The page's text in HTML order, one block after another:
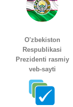
O'zbekiston
Respublikasi
Prezidenti rasmiy
veb-sayti